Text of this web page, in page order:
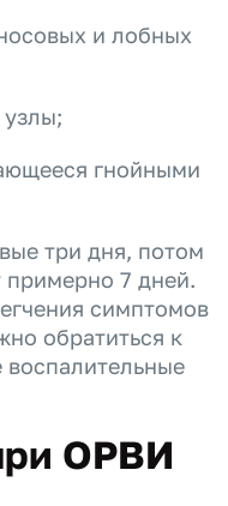
и лобных
гнойными
три дня, потом
7 дней.
симптомов
обратиться к
ОРВИ